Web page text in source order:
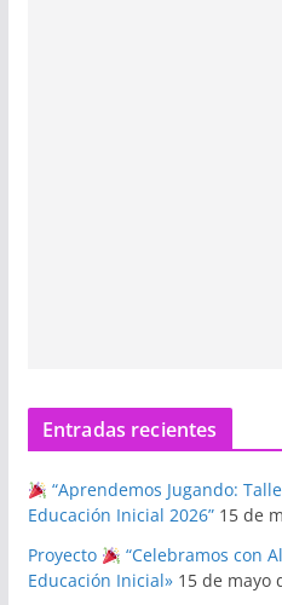
Entradas recientes
“Aprendemos Jugando:
Educación Inicial 2026” 15 de
Proyecto
“Celebramos con
Educación Inicial» 15 de mayo